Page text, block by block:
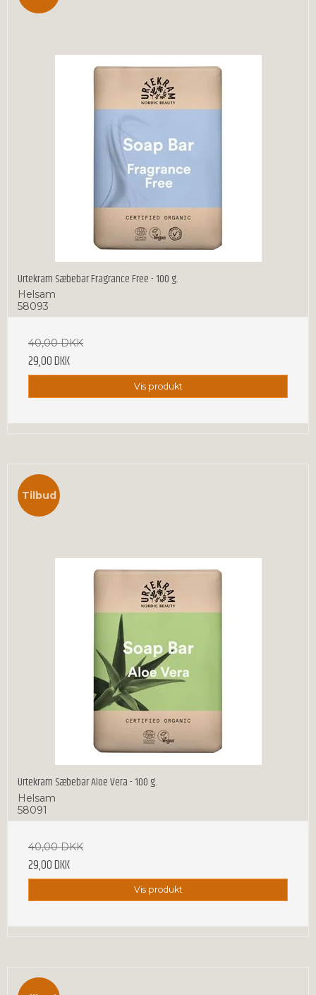
Urtekram Sæbebar Fragrance Free - 100 g.
Helsam
58093
40,00 DKK
29,00 DKK
Vis produkt
Tilbud
Urtekram Sæbebar Aloe Vera - 100 g.
Helsam
58091
40,00 DKK
29,00 DKK
Vis produkt